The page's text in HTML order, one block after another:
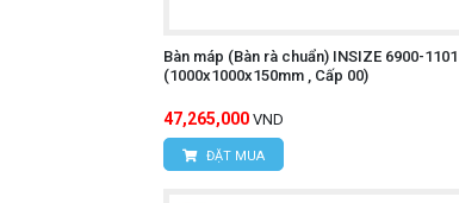
Bàn máp (Bàn rà chuẩn) INSIZE 6900-1101
(1000x1000x150mm , Cấp 00)
47,265,000 VND
ĐẶT MUA